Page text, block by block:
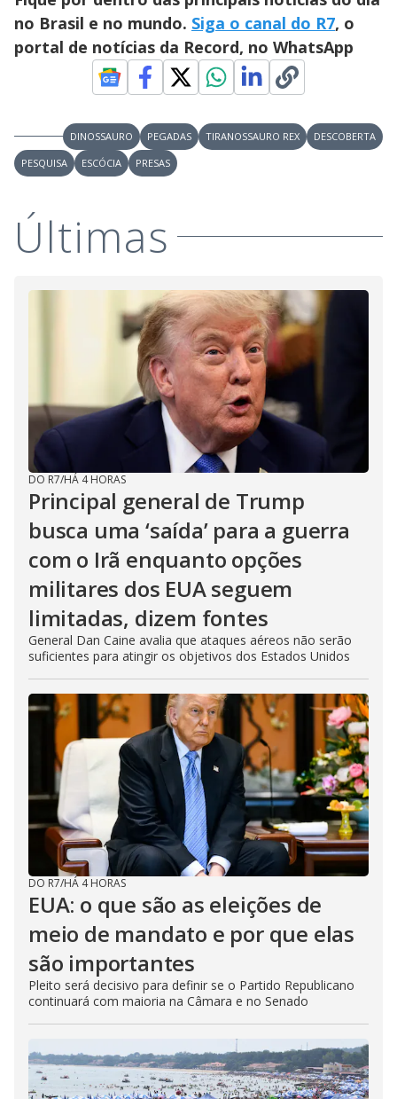
no Brasil e no mundo. Siga o canal do R7, o
portal de notícias da Record, no WhatsApp
DINOSSAURO PEGADAS TIRANOSSAURO REX
DESCOBERTA
PESQUISA
ESCÓCIA PRESAS
Últimas
DO R7/HÁ 4 HORAS
Principal general de Trump
busca uma ‘saída’ para a guerra
com o Irã enquanto opções
militares dos EUA seguem
limitadas, dizem fontes
General Dan Caine avalia que ataques aéreos não serão
suficientes para atingir os objetivos dos Estados Unidos
DO R7/HÁ 4 HORAS
EUA: o que são as eleições de
meio de mandato e por que elas
são importantes
Pleito será decisivo para definir se o Partido Republicano
continuará com maioria na Câmara e no Senado